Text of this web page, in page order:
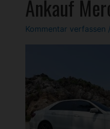
Ankauf
Kommentar verfassen